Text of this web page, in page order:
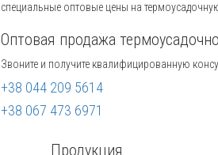
специальные оптовые цены на
Оптовая продажа
Звоните и получите квалифицированную
+38 044 209 5614
+38 067 473 6971
Продукция